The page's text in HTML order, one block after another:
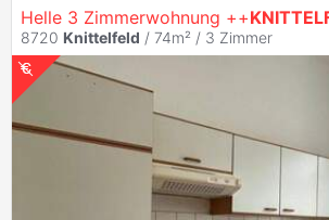
Helle 3 Zimmerwohnung ++
8720 Knittelfeld / 74m² / 3 Zimmer